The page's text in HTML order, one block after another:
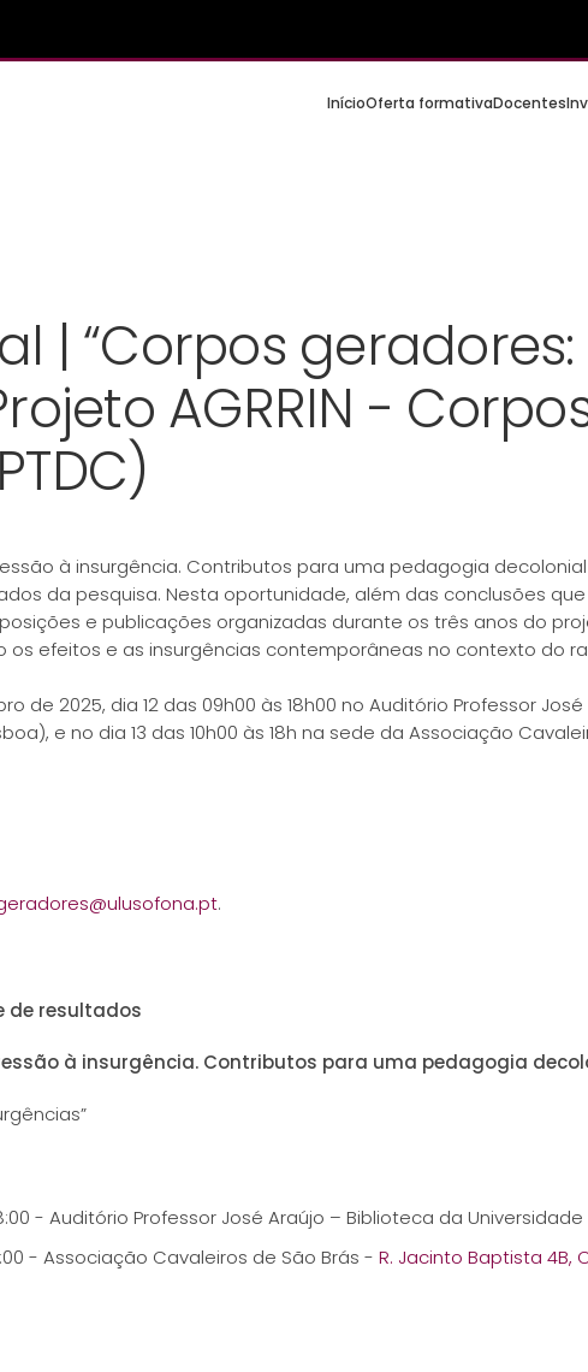
InícioOferta formativaDocentes
| “Corpos
AGRRIN -
à insurgência. Contributos para uma pedagogia decolonial
da pesquisa. Nesta oportunidade, além das conclusões
e publicações organizadas durante os três anos do
efeitos e as insurgências contemporâneas no contexto do
de 2025, dia 12 das 09h00 às 18h00 no Auditório Professor
e no dia 13 das 10h00 às 18h na sede da Associação
.
de resultados
à insurgência. Contributos para uma pedagogia
- Auditório Professor José Araújo – Biblioteca da
- Associação Cavaleiros de São Brás - R. Jacinto Baptista 4B,